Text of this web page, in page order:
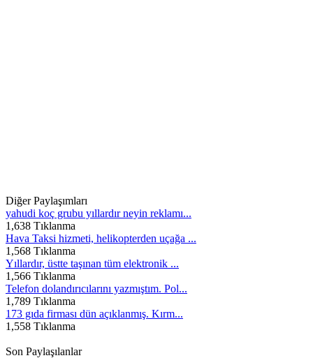
Diğer Paylaşımları
yahudi koç grubu yıllardır neyin reklamı...
1,638 Tıklanma
Hava Taksi hizmeti, helikopterden uçağa ...
1,568 Tıklanma
Yıllardır, üstte taşınan tüm elektronik ...
1,566 Tıklanma
Telefon dolandırıcılarını yazmıştım. Pol...
1,789 Tıklanma
173 gıda firması dün açıklanmış. Kırm...
1,558 Tıklanma
Son Paylaşılanlar